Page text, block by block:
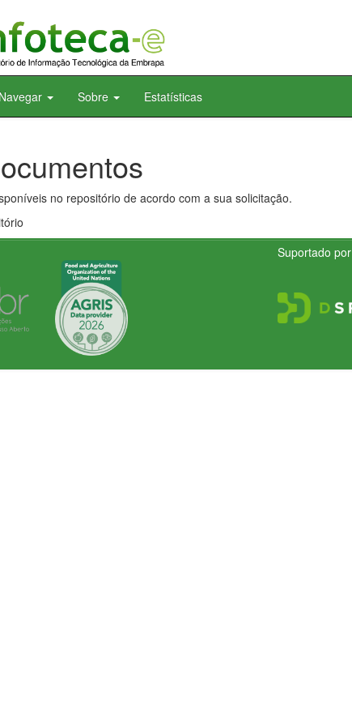
Navegar Sobre Estatísticas
no repositório de acordo com a sua solicitação.
Suportado por